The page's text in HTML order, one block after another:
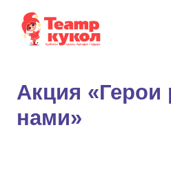
Обычная версия сайта
Цвет: Ц
Включить изображения
Включить видео
Акция «Герои
нами»